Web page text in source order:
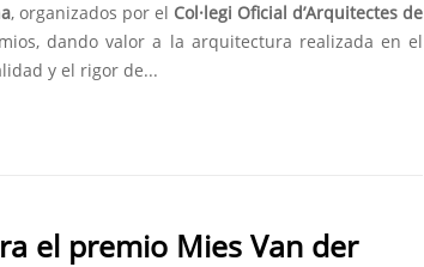
, organizados por el Col·legi Oficial d’Arquitectes de
dando valor a la arquitectura realizada en el
y el rigor de...
el premio Mies Van der